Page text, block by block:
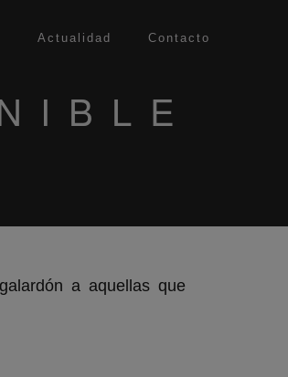
Actualidad Contacto
a aquellas que